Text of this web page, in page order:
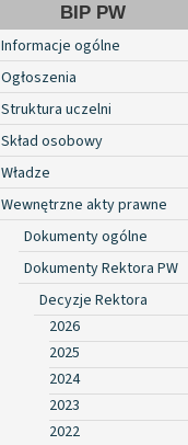
BIP PW
Informacje ogólne
Ogłoszenia
Struktura uczelni
Skład osobowy
Władze
Wewnętrzne akty prawne
Dokumenty ogólne
Dokumenty Rektora PW
Decyzje Rektora
2026
2025
2024
2023
2022